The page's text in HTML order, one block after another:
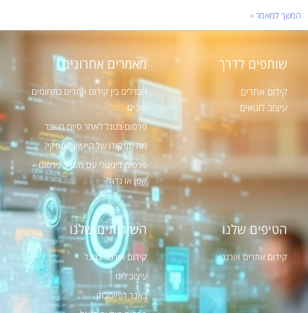
המשך למאמר »
שותפים לדרך
קידום אתרים
עיצוב לוגואים
מאמרים אחרונים
הבדלים בין קידום אתרים בתחומים
שונים
פרסום בגוגל לאחר סיום משבר
מה תפקידו של הייעוץ העסקי?
פרסום דיגיטלי עם משרד פרסום –
קטן או גדול?
הטיפים שלנו
קידום אתרים אורגני
השירותים שלנו
קידום אורגני בגוגל
עיצוב לוגו
באנר לפייסבוק